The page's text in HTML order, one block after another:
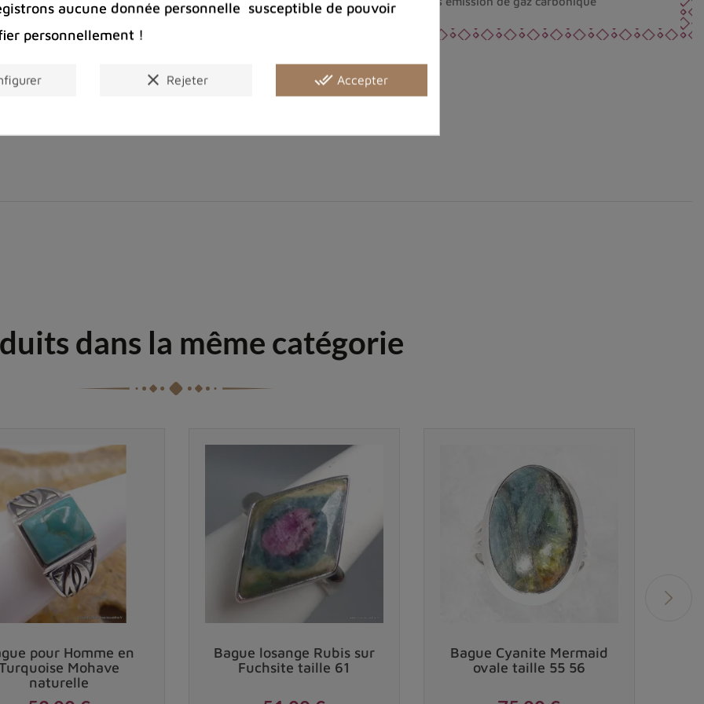
dans la même catégorie
pour Homme en
Mohave
naturelle
Bague losange Rubis sur
Fuchsite taille 61
Bague Cyanite Mermaid
ovale taille 55 56
aucune donnée personnelle susceptible de pouvoir
personnellement !
clear Rejeter done_all Accepter